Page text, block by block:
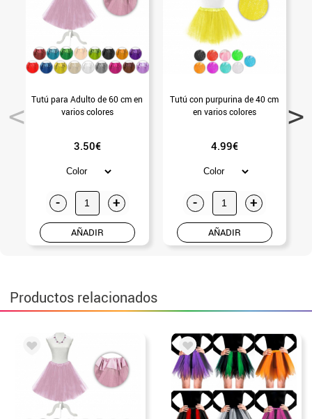
Tutú para Adulto de 60 cm en
varios colores
3.50€
- +
AÑADIR
Tutú con purpurina de 40 cm
en varios colores
4.99€
- +
AÑADIR
Productos relacionados